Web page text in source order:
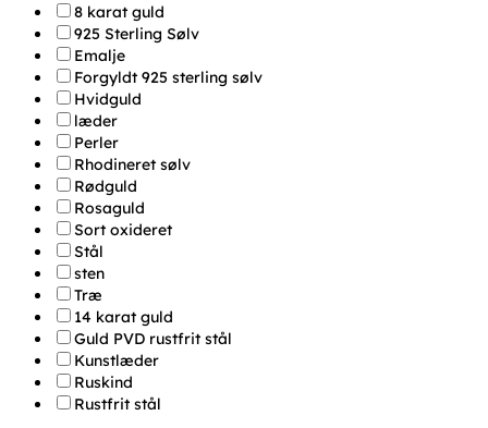
8 karat guld
925 Sterling Sølv
Emalje
Forgyldt 925 sterling sølv
Hvidguld
læder
Perler
Rhodineret sølv
Rødguld
Rosaguld
Sort oxideret
Stål
sten
Træ
14 karat guld
Guld PVD rustfrit stål
Kunstlæder
Ruskind
Rustfrit stål